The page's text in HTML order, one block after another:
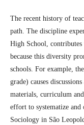
The recent history of
path. The discipline
High School, contributes
because this diversity
schools. For example,
grade) causes
materials, curriculum
effort to systematize
Sociology in São